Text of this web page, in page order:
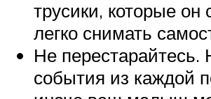
трусики, которые он
легко снимать
Не перестарайтесь.
события из каждой